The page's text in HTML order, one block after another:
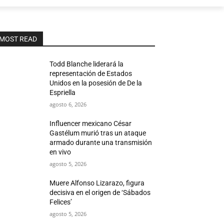
READ
Todd Blanche liderará la
representación de Estados
Unidos en la posesión de De la
Espriella
agosto 6, 2026
Influencer mexicano César
Gastélum murió tras un ataque
armado durante una transmisión
en vivo
agosto 5, 2026
Muere Alfonso Lizarazo, figura
decisiva en el origen de ‘Sábados
Felices’
agosto 5, 2026